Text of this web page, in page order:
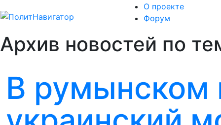
О проекте
Форум
Архив новостей по
В румынском